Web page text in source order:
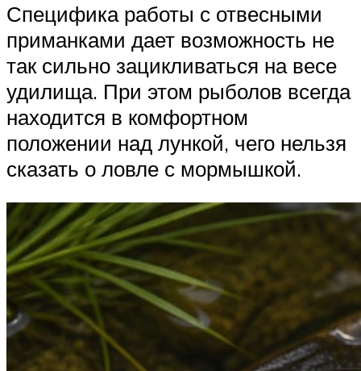
Специфика работы с отвесными
приманками дает возможность не
так сильно зацикливаться на весе
удилища. При этом рыболов всегда
находится в комфортном
положении над лункой, чего нельзя
сказать о ловле с мормышкой.